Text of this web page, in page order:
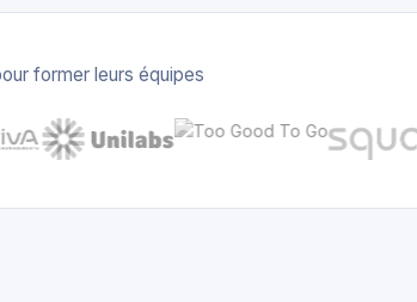
former leurs équipes